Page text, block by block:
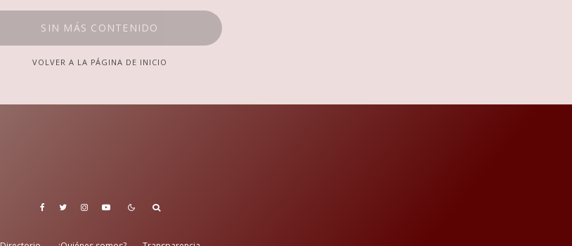
SIN MÁS CONTENIDO
VOLVER A LA PÁGINA DE INICIO